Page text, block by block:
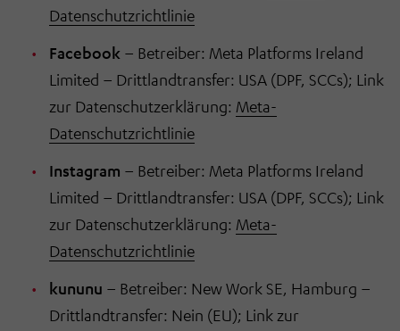
Datenschutzrichtlinie
Facebook – Betreiber: Meta Platforms Ireland
Limited – Drittlandtransfer: USA (DPF, SCCs); Link
zur Datenschutzerklärung: Meta-
Datenschutzrichtlinie
Instagram – Betreiber: Meta Platforms Ireland
Limited – Drittlandtransfer: USA (DPF, SCCs); Link
zur Datenschutzerklärung: Meta-
Datenschutzrichtlinie
kununu – Betreiber: New Work SE, Hamburg –
Drittlandtransfer: Nein (EU); Link zur